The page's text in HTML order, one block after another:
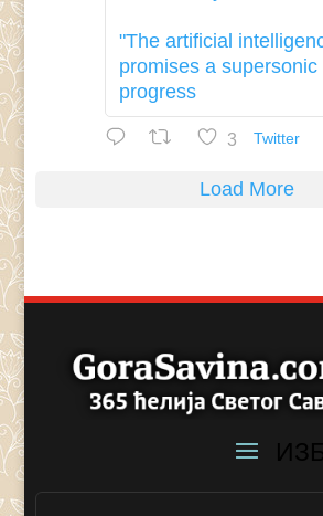
"The artificial
promises a
progress
3 Twitter
Load More